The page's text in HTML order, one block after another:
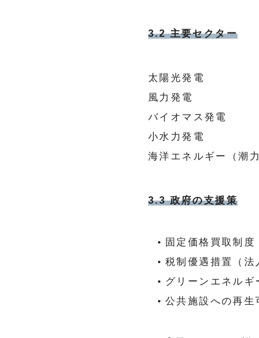
3.2 主要セクター
太陽光発電
風力発電
バイオマス発電
小水力発電
海洋エネルギー（潮
3.3 政府の支援策
固定価格買取制度
税制優遇措置（法
グリーンエネルギ
公共施設への再生